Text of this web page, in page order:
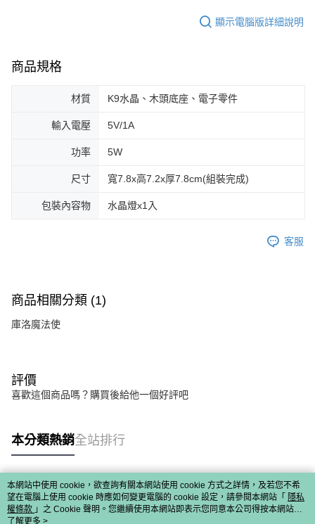
顯示電腦版詳細說明
商品規格
材質 K9水晶、木頭底座、電子零件
輸入電壓 5V/1A
功率 5W
尺寸 寬7.8x高7.2x厚7.8cm(組裝完成)
包裝內容物 水晶燈x1入
客服
商品相關分類 (1)
庫洛魔法使
評價
喜歡這個商品嗎？購買後給他一個好評吧
本分類熱銷全站排行
熱門標籤
本網站中使用 cookie，欲查詢有關本網站使用 cookie 方式之詳情，及若您不希
望在電腦上使用 cookie 時應如何變更電腦的 cookie 設定，請參閱本網站「 隱私
權條款 」之 Cookie 聲明。您繼續使用本網站即表示您同意本公司得按本網站使
用條款之 Cookie 聲明使用 cookie。
了解更多 >